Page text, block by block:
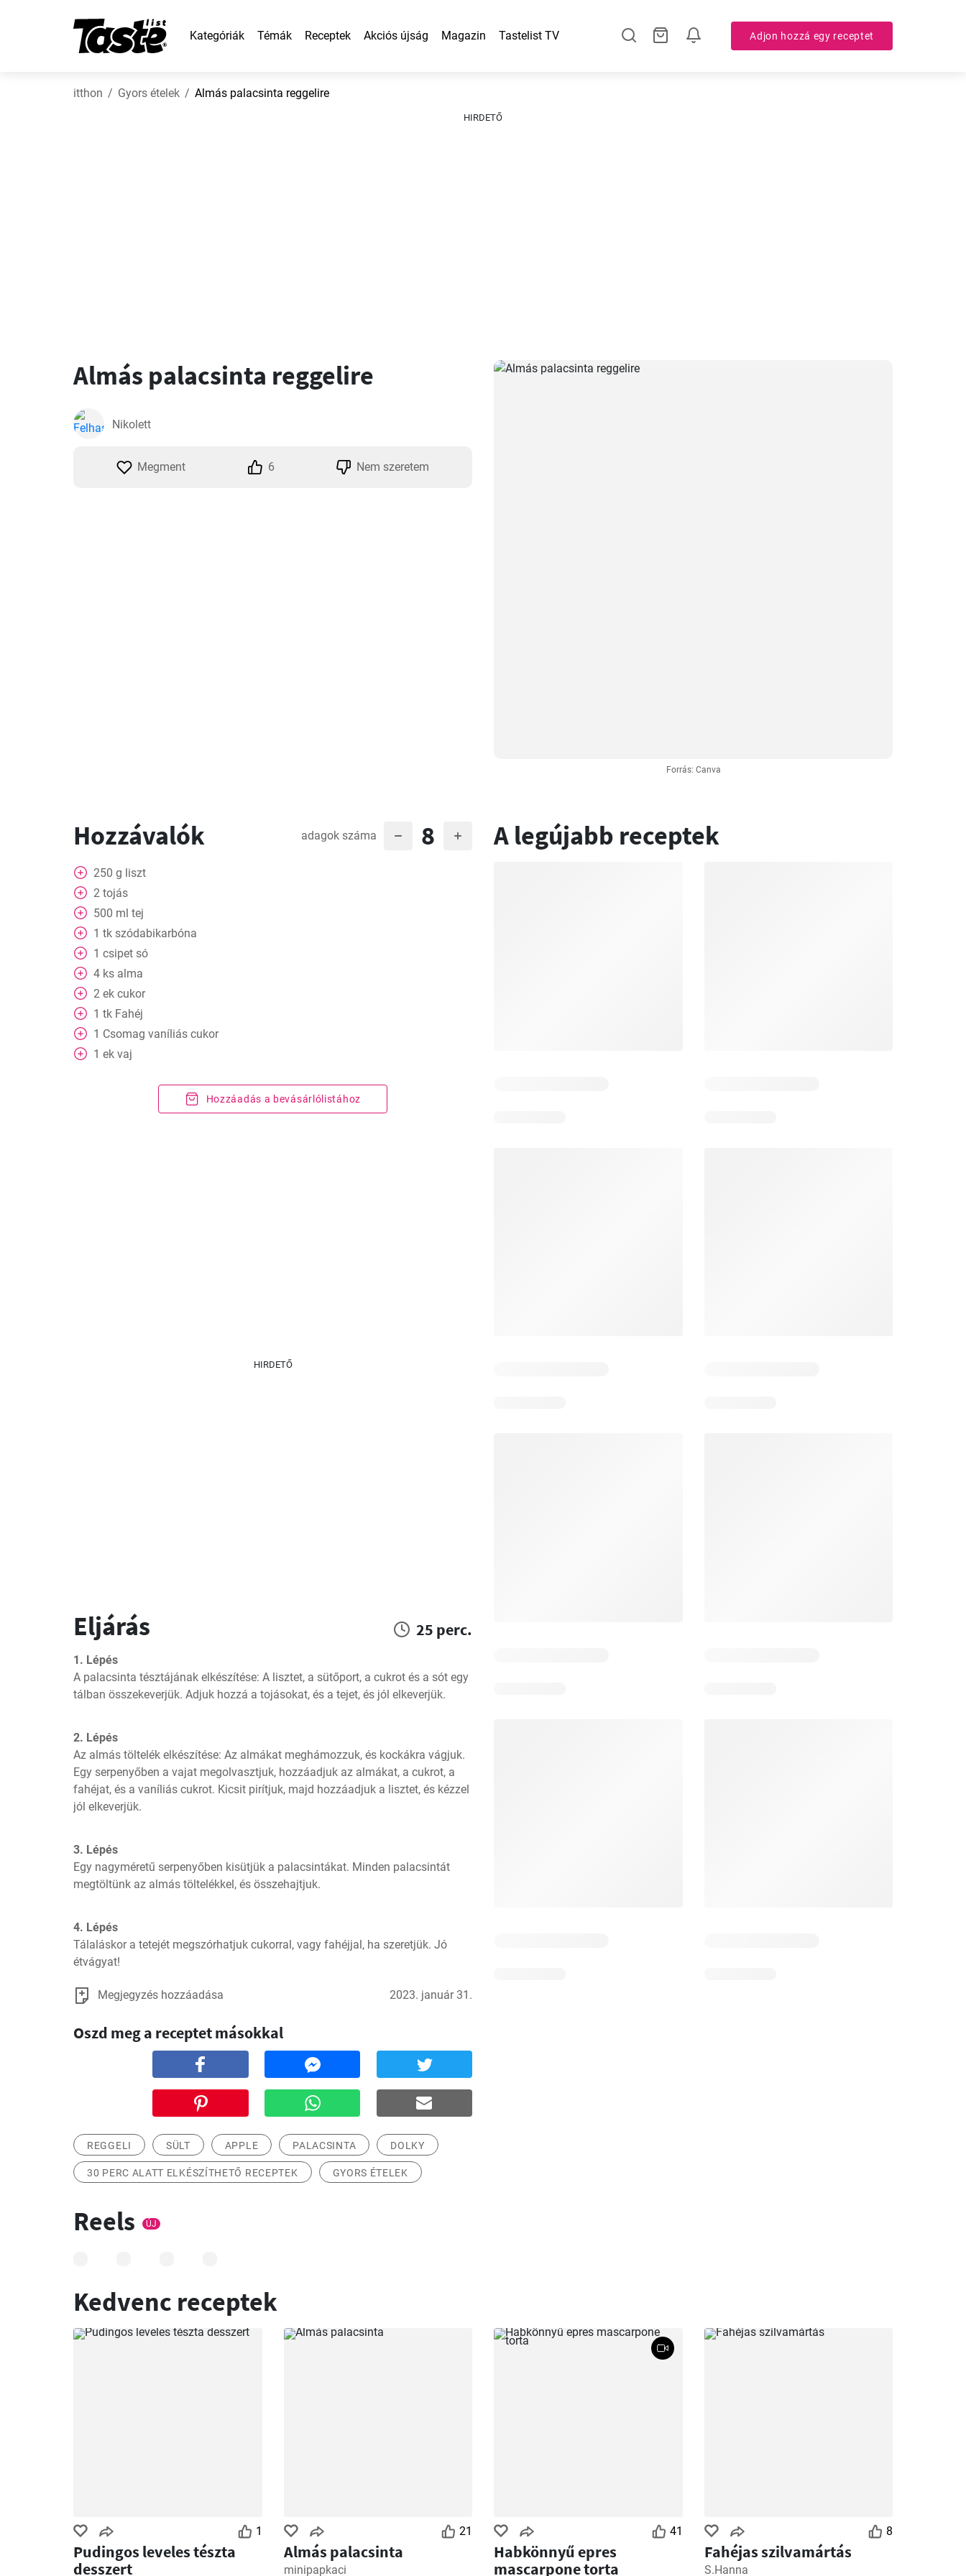
Kategóriák Témák Receptek Akciós újság Magazin Tastelist TV Adjon hozzá egy receptet
itthon Gyors ételek Almás palacsinta reggelire
HIRDETŐ
Forrás: Canva
Almás palacsinta reggelire
Nikolett
Megment 6 Nem szeretem
Hozzávalók adagok száma 8
250 g liszt
2 tojás
500 ml tej
1 tk szódabikarbóna
1 csipet só
4 ks alma
2 ek cukor
1 tk Fahéj
1 Csomag vaníliás cukor
1 ek vaj
Hozzáadás a bevásárlólistához
HIRDETŐ
Eljárás 25 perc.
1. Lépés
A palacsinta tésztájának elkészítése: A lisztet, a sütőport, a cukrot és a sót egy
tálban összekeverjük. Adjuk hozzá a tojásokat, és a tejet, és jól elkeverjük.
2. Lépés
Az almás töltelék elkészítése: Az almákat meghámozzuk, és kockákra vágjuk.
Egy serpenyőben a vajat megolvasztjuk, hozzáadjuk az almákat, a cukrot, a
fahéjat, és a vaníliás cukrot. Kicsit pirítjuk, majd hozzáadjuk a lisztet, és kézzel
jól elkeverjük.
3. Lépés
Egy nagyméretű serpenyőben kisütjük a palacsintákat. Minden palacsintát
megtöltünk az almás töltelékkel, és összehajtjuk.
4. Lépés
Tálaláskor a tetejét megszórhatjuk cukorral, vagy fahéjjal, ha szeretjük. Jó
étvágyat!
Megjegyzés hozzáadása 2023. január 31.
Oszd meg a receptet másokkal
REGGELI SÜLT APPLE PALACSINTA DOLKY
30 PERC ALATT ELKÉSZÍTHETŐ RECEPTEK GYORS ÉTELEK
A legújabb receptek
Reels ÚJ
Kedvenc receptek
1
Pudingos leveles tészta
desszert
21
Almás palacsinta
minipapkaci
41
Habkönnyű epres
mascarpone torta
8
Fahéjas szilvamártás
S.Hanna